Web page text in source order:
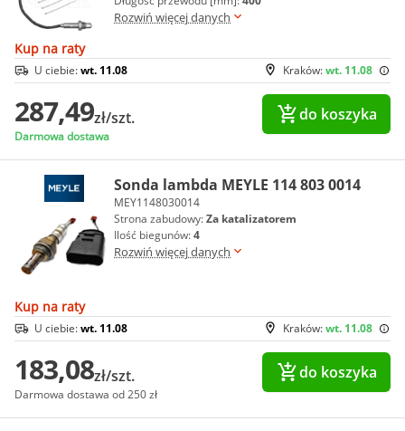
Rozwiń więcej danych
Kup na raty
Kraków:wt. 11.08
U ciebie:wt. 11.08
287,49zł/szt.
Darmowa dostawa
do koszyka
Sonda lambda MEYLE 114 803 0014
MEY1148030014
Strona zabudowy:Za katalizatorem
Ilość biegunów:4
Rozwiń więcej danych
Kup na raty
Kraków:wt. 11.08
U ciebie:wt. 11.08
183,08zł/szt.
Darmowa dostawa od 250 zł
do koszyka